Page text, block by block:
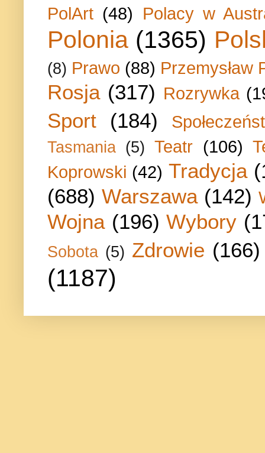
PolArt (48) Polacy w
Polonia (1365)
(8) Prawo (88) Przemysław
Rosja (317) Rozrywka
Sport (184)
Tasmania (5) Teatr (106)
Koprowski (42) Tradycja
(688) Warszawa (142)
Wojna (196) Wybory
Sobota (5) Zdrowie (166)
(1187)